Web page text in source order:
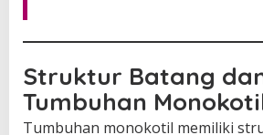
Struktur Batang
Tumbuhan
Tumbuhan monokotil memiliki